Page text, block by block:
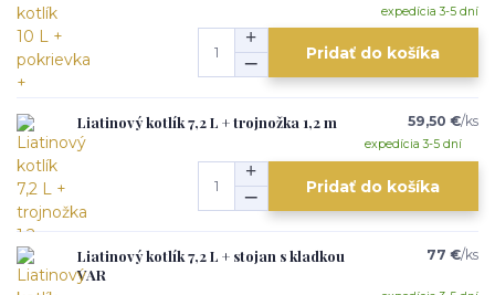
expedícia 3-5 dní
Pridať do košíka
Liatinový kotlík 7,2 L + trojnožka 1,2 m 59,50 €/ks
expedícia 3-5 dní
Pridať do košíka
Liatinový kotlík 7,2 L + stojan s kladkou
VAR
77 €/ks